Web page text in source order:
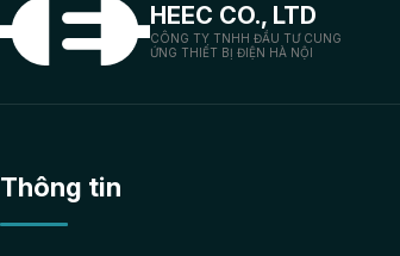
HEEC CO., LTD
CÔNG TY TNHH ĐẦU TƯ CUNG
ỨNG THIẾT BỊ ĐIỆN HÀ NỘI
Thông tin